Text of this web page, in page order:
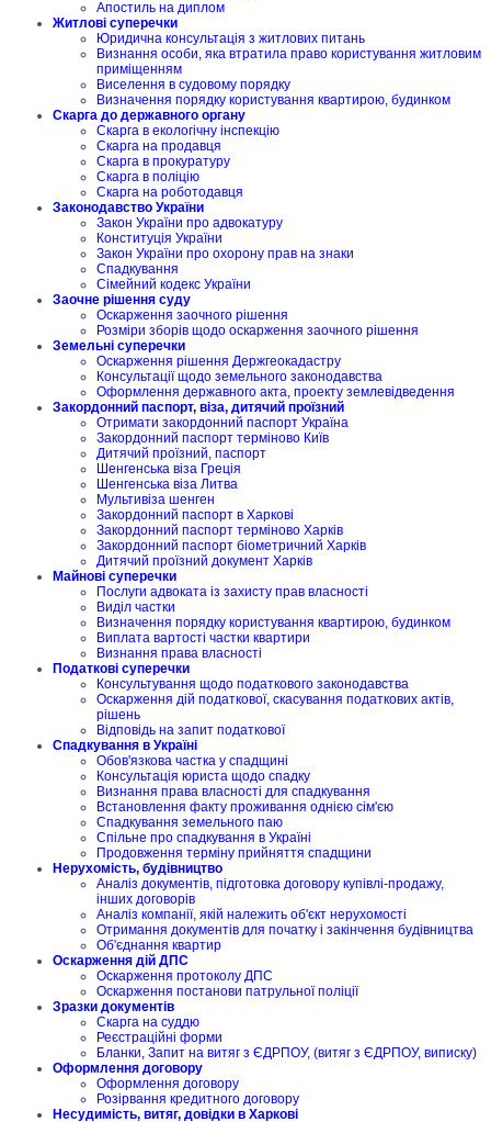
Апостиль на диплом
Житлові суперечки
Юридична консультація з житлових питань
Визнання особи, яка втратила право користування житловим
приміщенням
Виселення в судовому порядку
Визначення порядку користування квартирою, будинком
Скарга до державного органу
Скарга в екологічну інспекцію
Скарга на продавця
Скарга в прокуратуру
Скарга в поліцію
Скарга на роботодавця
Законодавство України
Закон України про адвокатуру
Конституція України
Закон України про охорону прав на знаки
Спадкування
Сімейний кодекс України
Заочне рішення суду
Оскарження заочного рішення
Розміри зборів щодо оскарження заочного рішення
Земельні суперечки
Оскарження рішення Держгеокадастру
Консультації щодо земельного законодавства
Оформлення державного акта, проекту землевідведення
Закордонний паспорт, віза, дитячий проїзний
Отримати закордонний паспорт Україна
Закордонний паспорт терміново Київ
Дитячий проїзний, паспорт
Шенгенська віза Греція
Шенгенська віза Литва
Мультивіза шенген
Закордонний паспорт в Харкові
Закордонний паспорт терміново Харків
Закордонний паспорт біометричний Харків
Дитячий проїзний документ Харків
Майнові суперечки
Послуги адвоката із захисту прав власності
Виділ частки
Визначення порядку користування квартирою, будинком
Виплата вартості частки квартири
Визнання права власності
Податкові суперечки
Консультування щодо податкового законодавства
Оскарження дій податкової, скасування податкових актів,
рішень
Відповідь на запит податкової
Спадкування в Україні
Обов'язкова частка у спадщині
Консультація юриста щодо спадку
Визнання права власності для спадкування
Встановлення факту проживання однією сім'єю
Спадкування земельного паю
Спільне про спадкування в Україні
Продовження терміну прийняття спадщини
Нерухомість, будівництво
Аналіз документів, підготовка договору купівлі-продажу,
інших договорів
Аналіз компанії, якій належить об'єкт нерухомості
Отримання документів для початку і закінчення будівництва
Об'єднання квартир
Оскарження дій ДПС
Оскарження протоколу ДПС
Оскарження постанови патрульної поліції
Зразки документів
Скарга на суддю
Реєстраційні форми
Бланки, Запит на витяг з ЄДРПОУ, (витяг з ЄДРПОУ, виписку)
Оформлення договору
Оформлення договору
Розірвання кредитного договору
Несудимість, витяг, довідки в Харкові